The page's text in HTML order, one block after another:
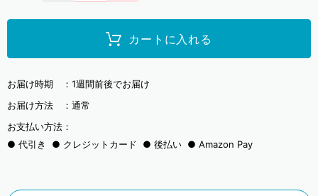
カートに入れる
お届け時期 ： 1週間前後でお届け
お届け方法 ： 通常
お支払い方法：
代引き
クレジットカード 後払い Amazon Pay